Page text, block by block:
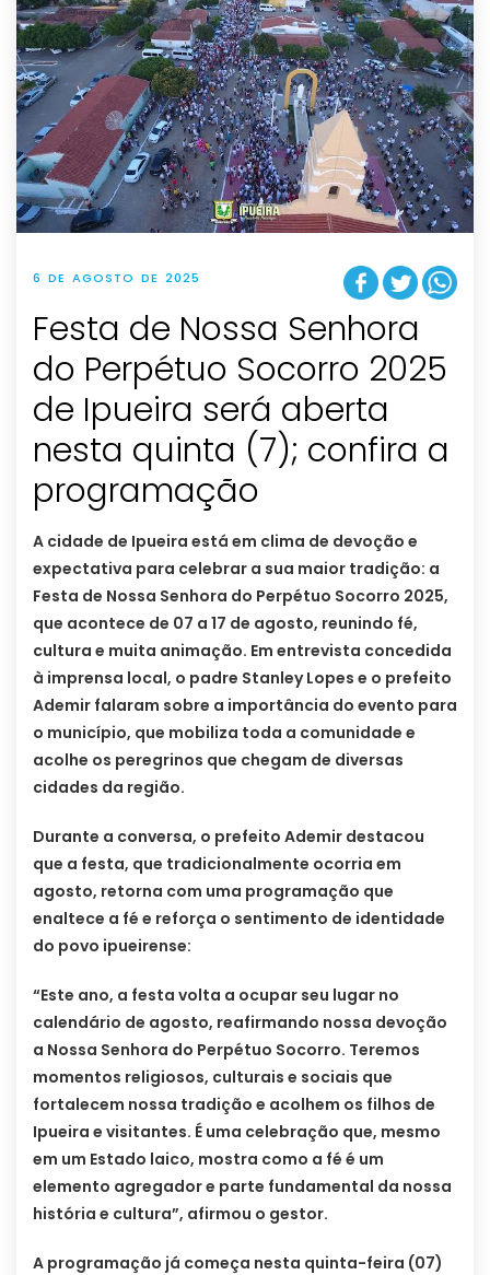
6 DE AGOSTO DE 2025
Festa de Nossa Senhora
do Perpétuo Socorro 2025
de Ipueira será aberta
nesta quinta (7); confira a
programação
A cidade de Ipueira está em clima de devoção e
expectativa para celebrar a sua maior tradição: a
Festa de Nossa Senhora do Perpétuo Socorro 2025,
que acontece de 07 a 17 de agosto, reunindo fé,
cultura e muita animação. Em entrevista concedida
à imprensa local, o padre Stanley Lopes e o prefeito
Ademir falaram sobre a importância do evento para
o município, que mobiliza toda a comunidade e
acolhe os peregrinos que chegam de diversas
cidades da região.
Durante a conversa, o prefeito Ademir destacou
que a festa, que tradicionalmente ocorria em
agosto, retorna com uma programação que
enaltece a fé e reforça o sentimento de identidade
do povo ipueirense:
“Este ano, a festa volta a ocupar seu lugar no
calendário de agosto, reafirmando nossa devoção
a Nossa Senhora do Perpétuo Socorro. Teremos
momentos religiosos, culturais e sociais que
fortalecem nossa tradição e acolhem os filhos de
Ipueira e visitantes. É uma celebração que, mesmo
em um Estado laico, mostra como a fé é um
elemento agregador e parte fundamental da nossa
história e cultura”, afirmou o gestor.
A programação já começa nesta quinta-feira (07)